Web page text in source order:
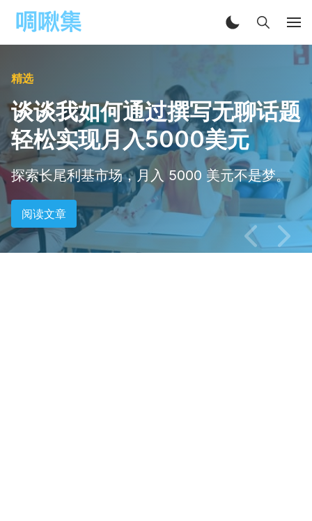
精选
谈谈我如何通过撰写无聊话题
轻松实现月入5000美元
探索长尾利基市场，月入 5000 美元不是梦。
阅读文章